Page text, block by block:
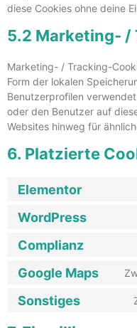
diese Cookies ohne deine
5.2 Marketing- /
Marketing- / Tracking-
Form der lokalen
Benutzerprofilen
oder den Benutzer auf
Websites hinweg für
6. Platzierte
Elementor
WordPress
Complianz
Google Maps
Sonstiges